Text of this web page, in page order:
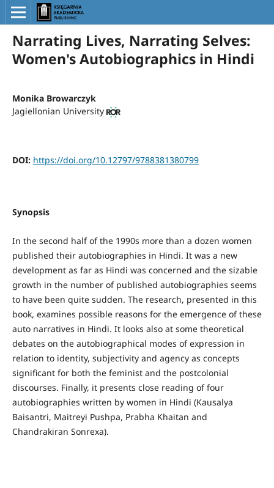
Narrating Lives, Narrating Selves:
Women's Autobiographics in Hindi
Monika Browarczyk
Jagiellonian University
DOI: https://doi.org/10.12797/9788381380799
Synopsis
In the second half of the 1990s more than a dozen women
published their autobiographies in Hindi. It was a new
development as far as Hindi was concerned and the sizable
growth in the number of published autobiographies seems
to have been quite sudden. The research, presented in this
book, examines possible reasons for the emergence of these
auto narratives in Hindi. It looks also at some theoretical
debates on the autobiographical modes of expression in
relation to identity, subjectivity and agency as concepts
significant for both the feminist and the postcolonial
discourses. Finally, it presents close reading of four
autobiographies written by women in Hindi (Kausalya
Baisantri, Maitreyi Pushpa, Prabha Khaitan and
Chandrakiran Sonrexa).